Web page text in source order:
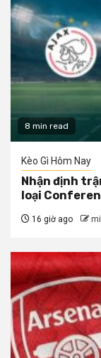
8 min read
Kèo Gì Hôm Nay
Nhận định
loại
16 giờ ago